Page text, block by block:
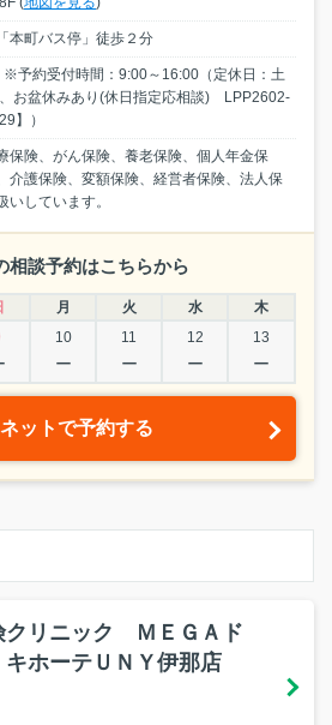
本町バス停」徒歩２分
約受付時間：9:00～16:00（定休日：土
お盆休みあり(休日指定応相談) LPP2602-
】）
保険、がん保険、養老保険、個人年金保
介護保険、変額保険、経営者保険、法人保
いしています。
相談予約はこちらから
月 火 水
木
10 11 12 13
ー ー ー ー
ネットで予約する
クリニック ＭＥＧＡド
キホーテＵＮＹ伊那店